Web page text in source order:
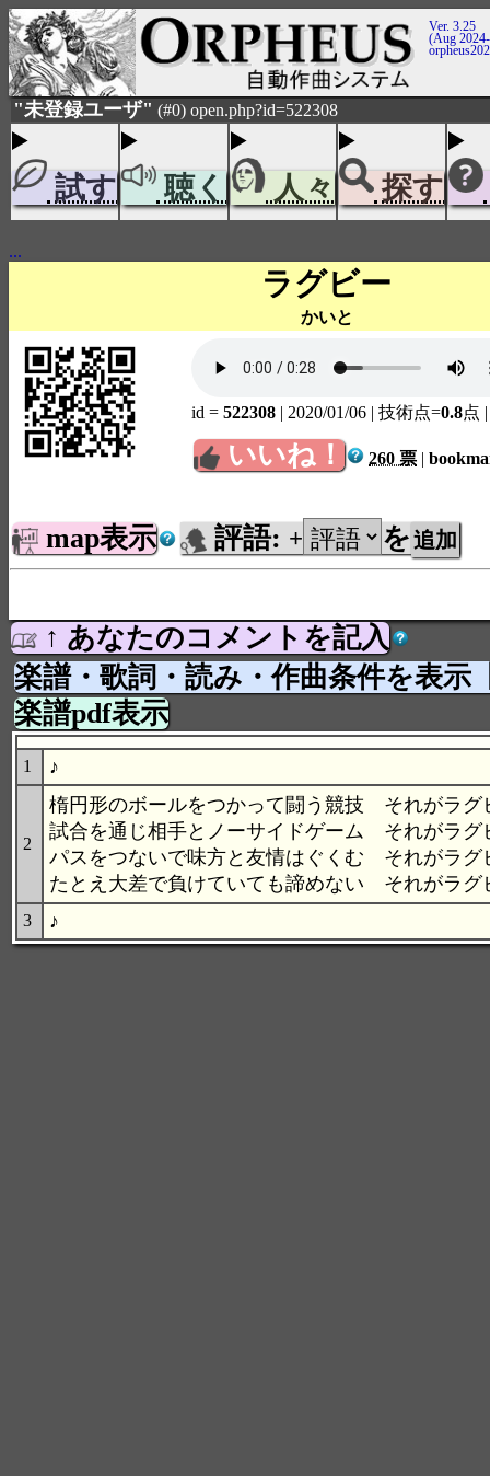
Ver. 3.25
(Aug
"未登録ユーザ" (#0) open.php?id=522308
試す 聴く 人々 探す
...
ラグビー
かいと
id = 522308 | 2020/01/06 | 技術点=0.8点
いいね！ 260 票 |
map表示 評語: + を
↑ あなたのコメントを記入
楽譜・歌詞・読み・作曲条件を表示
楽譜pdf表示
1 ♪
2
楕円形のボールをつかって闘う競技 それがラグ
試合を通じ相手とノーサイドゲーム それがラグ
パスをつないで味方と友情はぐくむ それがラグ
たとえ大差で負けていても諦めない それがラグ
3 ♪